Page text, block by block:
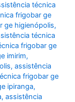
técnica
frigobar ge
ge higienópolis,
técnica
frigobar ge
imirim,
,assistência
frigobar ge
ipiranga,
,assistência